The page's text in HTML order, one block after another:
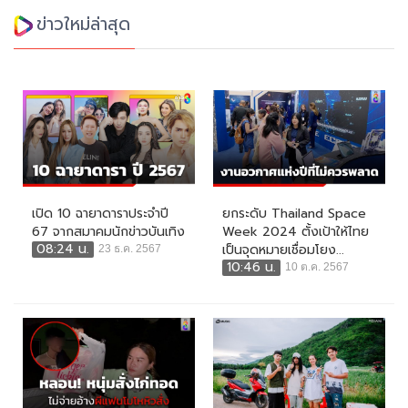
ข่าวใหม่ล่าสุด
เปิด 10 ฉายาดาราประจำปี
67 จากสมาคมนักข่าวบันเทิง
08:24 น.
23 ธ.ค. 2567
ยกระดับ Thailand Space
Week 2024 ตั้งเป้าให้ไทย
เป็นจุดหมายเชื่อมโยง...
10:46 น.
10 ต.ค. 2567